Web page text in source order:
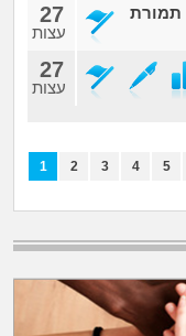
תמורת
27
עצות
27
עצות
1 2 3 4 5